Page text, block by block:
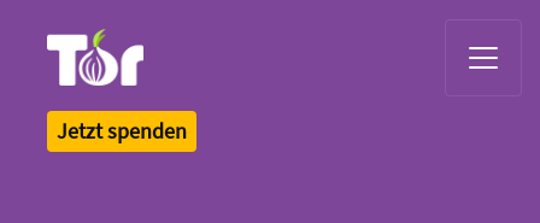
Jetzt spenden